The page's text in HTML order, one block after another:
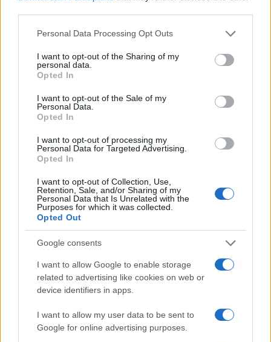
Please note that this website/app uses one or more Google
not limited to your visit or usage behaviour. You may click to
grant or deny consent to Google and its third-party tags to
use your data for below specified purposes in below Google
consent section.
Personal Data Processing Opt Outs
I want to opt-out of the Sharing of my
personal data.
Opted In
I want to opt-out of the Sale of my
Personal Data.
Opted In
I want to opt-out of processing my
Personal Data for Targeted Advertising.
Opted In
I want to opt-out of Collection, Use,
Retention, Sale, and/or Sharing of my
Personal Data that Is Unrelated with the
Purposes for which it was collected.
Opted Out
Google consents
I want to allow Google to enable storage
related to advertising like cookies on web or
device identifiers in apps.
I want to allow my user data to be sent to
Google for online advertising purposes.
Continua a leggere
B2B NEWS
Ripensare le tecnologie umanitarie oltre i criteri dei
donatori
Martina Marchesi · 10 Lug 2026